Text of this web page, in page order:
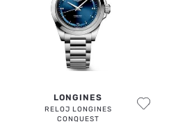
LONGINES
RELOJ LONGINES
CONQUEST